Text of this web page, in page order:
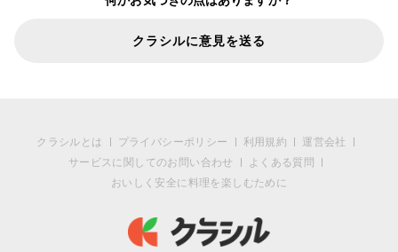
クラシルに意見を送る
クラシルとは プライバシーポリシー 利用規約
運営会社
サービスに関してのお問い合わせ
よくある質問
おいしく安全に料理を楽しむために